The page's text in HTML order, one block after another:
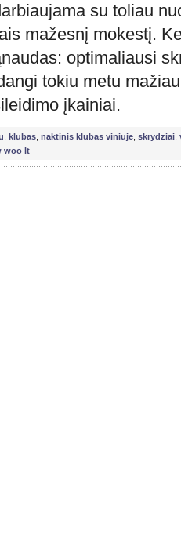
su toliau
mažesnį mokestį.
optimaliausi
tokiu metu
įkainiai.
klubas naktinis klubas viniuje skrydziai
woo lt